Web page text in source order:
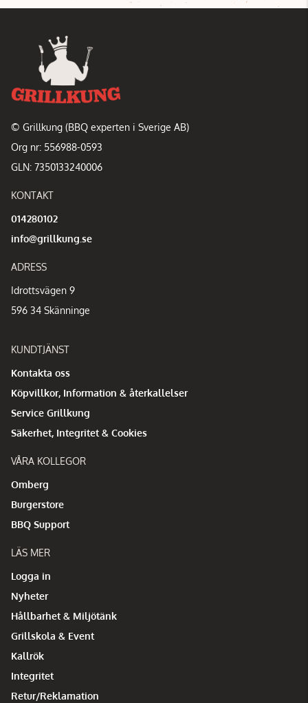
© Grillkung (BBQ experten i Sverige AB)
Org nr: 556988-0593
GLN: 7350133240006
KONTAKT
014280102
info@grillkung.se
ADRESS
Idrottsvägen 9
596 34 Skänninge
KUNDTJÄNST
Kontakta oss
Köpvillkor, Information & återkallelser
Service Grillkung
Säkerhet, Integritet & Cookies
VÅRA KOLLEGOR
Omberg
Burgerstore
BBQ Support
LÄS MER
Logga in
Nyheter
Hållbarhet & Miljötänk
Grillskola & Event
Kallrök
Integritet
Retur/Reklamation